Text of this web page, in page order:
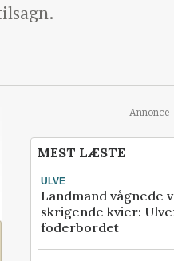
Annonce
MEST LÆSTE
ULVE
Landmand vågnede
skrigende kvier:
foderbordet